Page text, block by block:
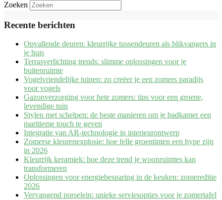
Zoeken
Recente berichten
Opvallende deuren: kleurrijke tussendeuren als blikvangers in
je huis
Terrasverlichting trends: slimme oplossingen voor je
buitenruimte
Vogelvriendelijke tuinen: zo creëer je een zomers paradijs
voor vogels
Gazonverzorging voor hete zomers: tips voor een groene,
levendige tuin
Stylen met schelpen: de beste manieren om je badkamer een
maritieme touch te geven
Integratie van AR-technologie in interieurontwerp
Zomerse kleurenexplosie: hoe felle groentinten een hype zijn
in 2026
Kleurrijk keramiek: hoe deze trend je woonruimtes kan
transformeren
Oplossingen voor energiebesparing in de keuken: zomereditie
2026
Vervangend porselein: unieke serviesopties voor je zomertafel